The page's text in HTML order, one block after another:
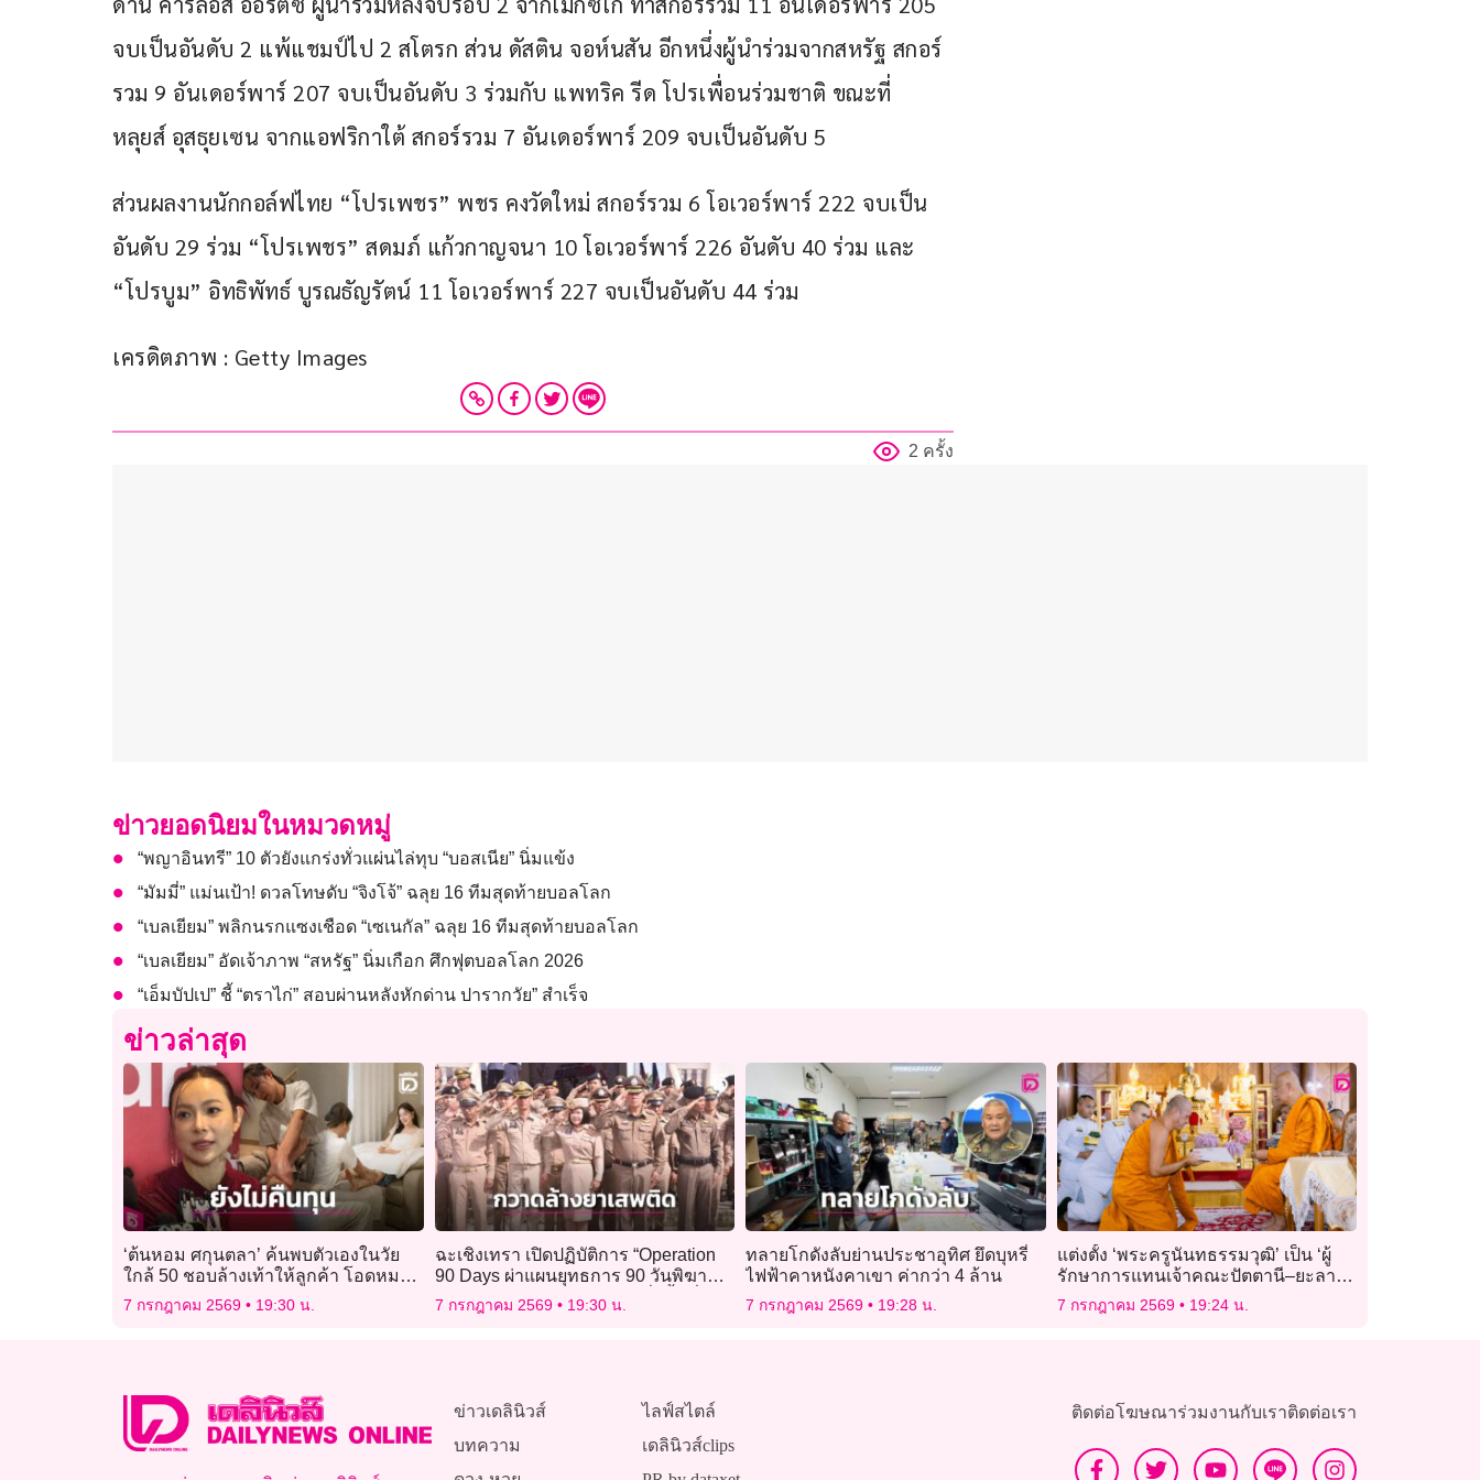
จบเป็นอันดับ 2 แพ้แชมป์ไป 2 สโตรก ส่วน ดัสติน จอห์นสัน อีกหนึ่งผู้นำร่วมจากสหรัฐ สกอร์
รวม 9 อันเดอร์พาร์ 207 จบเป็นอันดับ 3 ร่วมกับ แพทริค รีด โปรเพื่อนร่วมชาติ ขณะที่
หลุยส์ อุสธุยเซน จากแอฟริกาใต้ สกอร์รวม 7 อันเดอร์พาร์ 209 จบเป็นอันดับ 5
ส่วนผลงานนักกอล์ฟไทย “โปรเพชร” พชร คงวัดใหม่ สกอร์รวม 6 โอเวอร์พาร์ 222 จบเป็น
อันดับ 29 ร่วม “โปรเพชร” สดมภ์ แก้วกาญจนา 10 โอเวอร์พาร์ 226 อันดับ 40 ร่วม และ
“โปรบูม” อิทธิพัทธ์ บูรณธัญรัตน์ 11 โอเวอร์พาร์ 227 จบเป็นอันดับ 44 ร่วม
เครดิตภาพ : Getty Images
2 ครั้ง
ข่าวยอดนิยมในหมวดหมู่
“พญาอินทรี” 10 ตัวยังแกร่งทั่วแผ่นไล่ทุบ “บอสเนีย” นิ่มแข้ง
“มัมมี่” แม่นเป้า! ดวลโทษดับ “จิงโจ้” ฉลุย 16 ทีมสุดท้ายบอลโลก
“เบลเยียม” พลิกนรกแซงเชือด “เซเนกัล” ฉลุย 16 ทีมสุดท้ายบอลโลก
“เบลเยียม” อัดเจ้าภาพ “สหรัฐ” นิ่มเกือก ศึกฟุตบอลโลก 2026
“เอ็มบัปเป” ชี้ “ตราไก่” สอบผ่านหลังหักด่าน ปารากวัย” สำเร็จ
ข่าวล่าสุด
‘ต้นหอม ศกุนตลา’ ค้นพบตัวเองในวัย
ใกล้ 50 ชอบล้างเท้าให้ลูกค้า โอดหมอ
นวดขาดแคลน
7 กรกฎาคม 2569 19:30 น.
ฉะเชิงเทรา เปิดปฏิบัติการ “Operation
90 Days ผ่าแผนยุทธการ 90 วันพิฆาต
ยาเสพติด” กวาดล้างเข้มข้นทั่วพื้นที่
7 กรกฎาคม 2569 19:30 น.
ทลายโกดังลับย่านประชาอุทิศ ยึดบุหรี่
ไฟฟ้าคาหนังคาเขา ค่ากว่า 4 ล้าน
7 กรกฎาคม 2569 19:28 น.
แต่งตั้ง ‘พระครูนันทธรรมวุฒิ’ เป็น ‘ผู้
รักษาการแทนเจ้าคณะปัตตานี–ยะลา–
นราธิวาส’ ธรรมยุต
7 กรกฎาคม 2569 19:24 น.
ข่าวเดลินิวส์
บทความ
ไลฟ์สไตล์
เดลินิวส์clips
ติดต่อโฆษณาร่วมงานกับเราติดต่อเรา